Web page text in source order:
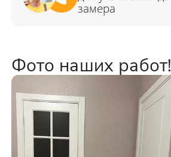
Фото наших работ!